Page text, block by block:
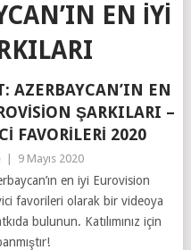
EN IYI
AZERBAYCAN’IN EN
ŞARKILARI –
FAVORILERI 2020
9 Mayıs 2020
en iyi Eurovision
favorileri olarak bir videoya
bulunun. Katılımınız için